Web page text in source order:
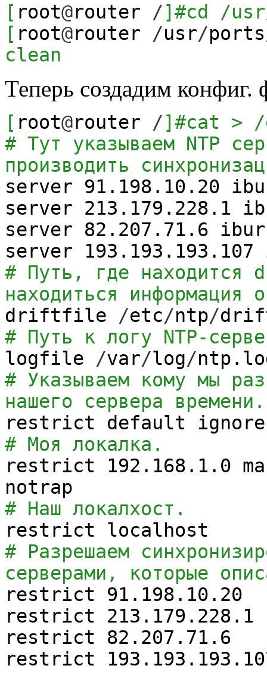
[ root@router /] #cd /
[ root@router /usr/ports
clean
Теперь создадим конфиг.
[ root@router /] #cat >
# Тут указываем NTP
производить
server 91.198.10.20
server 213.179.228.1
server 82.207.71.6
server
# Путь, где находится
находиться информация
driftfile /etc/ntp/
# Путь к логу NTP-
logfile /var/log/
# Указываем кому мы
нашего сервера времени.
restrict default ignore
# Моя локалка.
restrict 192.168.1.0
notrap
# Наш локалхост.
restrict localhost
# Разрешаем
серверами, которые
restrict 91.198.10.20
restrict 213.179.228.1
restrict 82.207.71.6
restrict